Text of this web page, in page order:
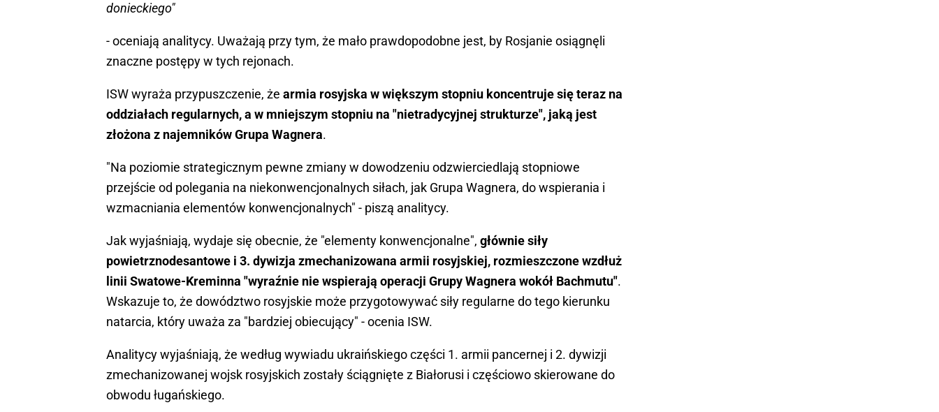
donieckiego"
- oceniają analitycy. Uważają przy tym, że mało prawdopodobne jest, by Rosjanie osiągnęli
znaczne postępy w tych rejonach.
ISW wyraża przypuszczenie, że armia rosyjska w większym stopniu koncentruje się teraz na
oddziałach regularnych, a w mniejszym stopniu na "nietradycyjnej strukturze", jaką jest
złożona z najemników Grupa Wagnera.
"Na poziomie strategicznym pewne zmiany w dowodzeniu odzwierciedlają stopniowe
przejście od polegania na niekonwencjonalnych siłach, jak Grupa Wagnera, do wspierania i
wzmacniania elementów konwencjonalnych" - piszą analitycy.
Jak wyjaśniają, wydaje się obecnie, że "elementy konwencjonalne", głównie siły
powietrznodesantowe i 3. dywizja zmechanizowana armii rosyjskiej, rozmieszczone wzdłuż
linii Swatowe-Kreminna "wyraźnie nie wspierają operacji Grupy Wagnera wokół Bachmutu".
Wskazuje to, że dowództwo rosyjskie może przygotowywać siły regularne do tego kierunku
natarcia, który uważa za "bardziej obiecujący" - ocenia ISW.
Analitycy wyjaśniają, że według wywiadu ukraińskiego części 1. armii pancernej i 2. dywizji
zmechanizowanej wojsk rosyjskich zostały ściągnięte z Białorusi i częściowo skierowane do
obwodu ługańskiego.